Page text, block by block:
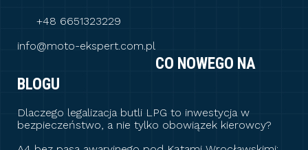
+48 6651323229
info@moto-ekspert.com.pl
CO NOWEGO NA
BLOGU
Dlaczego legalizacja butli LPG to inwestycja w
bezpieczeństwo, a nie tylko obowiązek kierowcy?